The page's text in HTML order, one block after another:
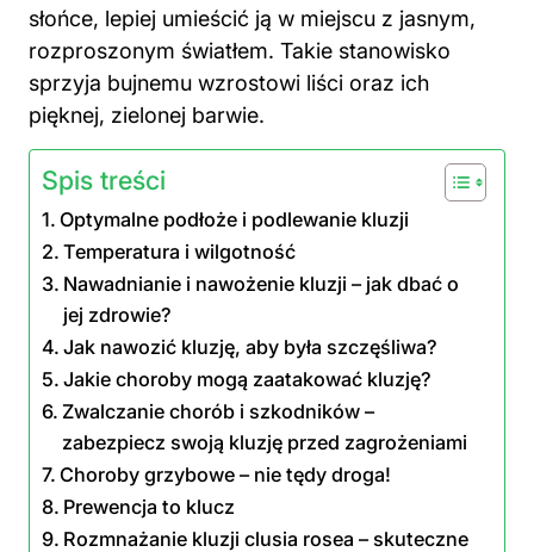
słońce, lepiej umieścić ją w miejscu z jasnym,
rozproszonym światłem. Takie stanowisko
sprzyja bujnemu wzrostowi liści oraz ich
pięknej, zielonej barwie.
Spis treści
Optymalne podłoże i podlewanie kluzji
Temperatura i wilgotność
Nawadnianie i nawożenie kluzji – jak dbać o
jej zdrowie?
Jak nawozić kluzję, aby była szczęśliwa?
Jakie choroby mogą zaatakować kluzję?
Zwalczanie chorób i szkodników –
zabezpiecz swoją kluzję przed zagrożeniami
Choroby grzybowe – nie tędy droga!
Prewencja to klucz
Rozmnażanie kluzji clusia rosea – skuteczne